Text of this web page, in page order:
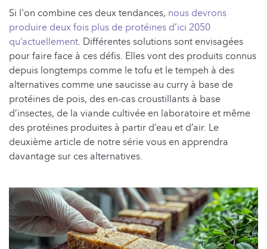
Si l'on combine ces deux tendances, nous devrons
produire deux fois plus de protéines d’ici 2050
qu’actuellement. Différentes solutions sont envisagées
pour faire face à ces défis. Elles vont des produits connus
depuis longtemps comme le tofu et le tempeh à des
alternatives comme une saucisse au curry à base de
protéines de pois, des en-cas croustillants à base
d’insectes, de la viande cultivée en laboratoire et même
des protéines produites à partir d’eau et d’air. Le
deuxième article de notre série vous en apprendra
davantage sur ces alternatives.